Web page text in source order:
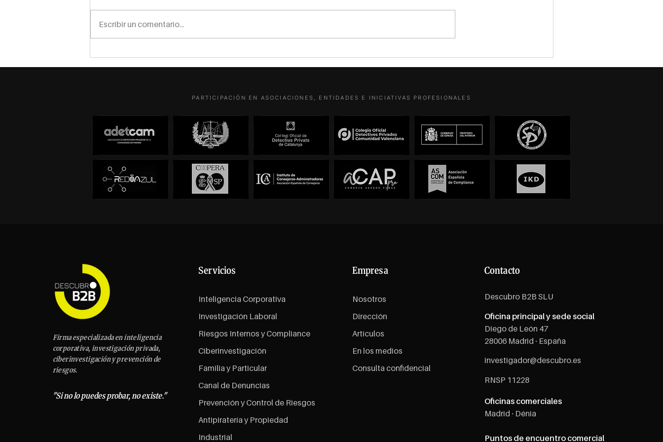
y dependientes: tres figuras,
se tenía por socialista
pueden mirarse solo desde el
Escribir un comentario...
PARTICIPACIÓN EN ASOCIACIONES, ENTIDADES E INICIATIVAS PROFESIONALES
Firma especializada en inteligencia
corporativa, investigación privada,
ciberinvestigación y prevención de
riesgos.
"Si no lo puedes probar, no existe."
Servicios
Inteligencia Corporativa
Investigación Laboral
Riesgos Internos y Compliance
Ciberinvestigación
Familia y Particular
Canal de Denuncias
Prevención y Control de Riesgos
Antipiratería y Propiedad
Industrial
Empresa
Nosotros
Dirección
Artículos
En los medios
Consulta confidencial
Contacto
Descubro B2B SLU
Oficina principal y sede social
Diego de León 47
28006 Madrid · España
investigador@descubro.es
RNSP 11228
Oficinas comerciales
Madrid · Dénia​
Puntos de encuentro comercial